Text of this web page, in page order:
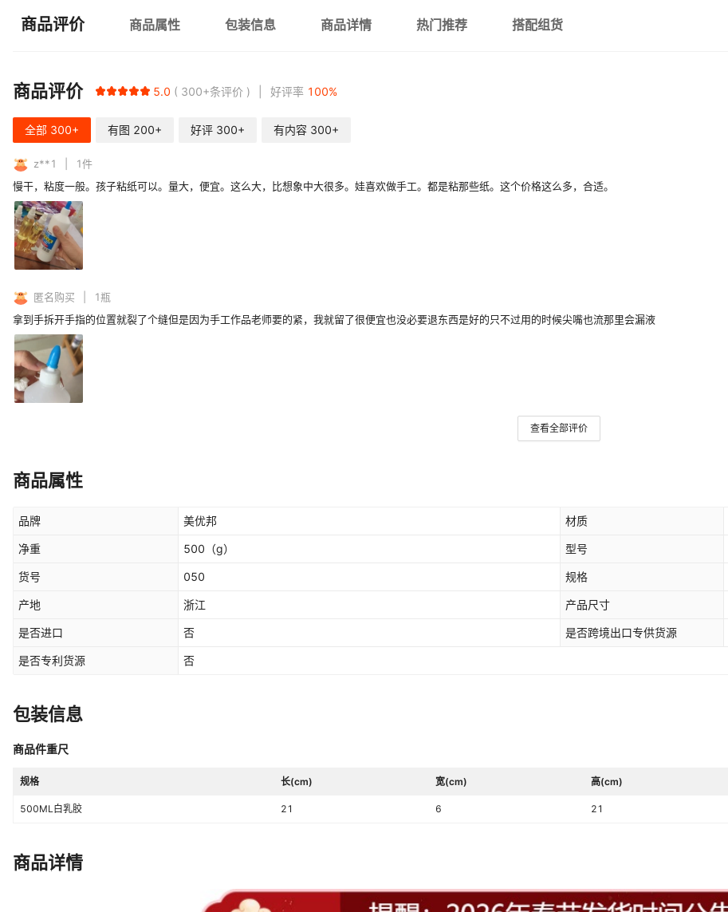
商品评价 商品属性 包装信息 商品详情 热门推荐 搭配组货
商品评价 5.0 300+条评价 好评率 100%
全部 300+ 有图 200+ 好评 300+ 有内容 300+
z**1 1件
慢干，粘度一般。孩子粘纸可以。量大，便宜。这么大，比想象中大很多。娃喜欢做手工。都是粘那些纸。这个价格这么多，合适。
匿名购买 1瓶
拿到手拆开手指的位置就裂了个缝但是因为手工作品老师要的紧，我就留了很便宜也没必要退东西是好的只不过用的时候尖嘴也流那里会漏液
查看全部评价
商品属性
品牌 美优邦 材质
净重 500 （g） 型号
货号 050 规格
产地 浙江 产品尺寸
是否进口 否 是否跨境出口专供货源
是否专利货源 否
包装信息
商品件重尺
规格 长(cm) 宽(cm) 高(cm)
500ML白乳胶 21 6 21
商品详情